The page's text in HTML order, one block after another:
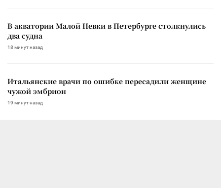
В акватории Малой Невки в Петербурге столкнулись
два судна
18 минут назад
Итальянские врачи по ошибке пересадили женщине
чужой эмбрион
19 минут назад